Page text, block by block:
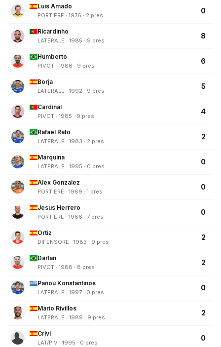
Luis Amado
PORTIERE · 1976 · 2 pres
0
Ricardinho
LATERALE · 1985 · 9 pres
8
Humberto
PIVOT · 1986 · 9 pres
6
Borja
LATERALE · 1992 · 9 pres
5
Cardinal
PIVOT · 1985 · 9 pres
4
Rafael Rato
LATERALE · 1983 · 2 pres
2
Marquina
LATERALE · 1995 · 0 pres
0
Alex Gonzalez
PORTIERE · 1989 · 1 pres
0
Jesus Herrero
PORTIERE · 1986 · 7 pres
0
Ortiz
DIFENSORE · 1983 · 9 pres
2
Darlan
PIVOT · 1988 · 8 pres
2
Panou Konstantinos
LATERALE · 1997 · 0 pres
0
Mario Rivillos
LATERALE · 1989 · 9 pres
2
Crivi
LAT/PIV · 1995 · 0 pres
0